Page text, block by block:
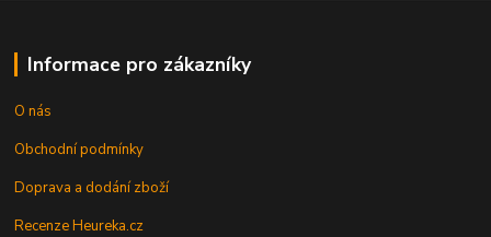
Informace pro zákazníky
O nás
Obchodní podmínky
Doprava a dodání zboží
Recenze Heureka.cz